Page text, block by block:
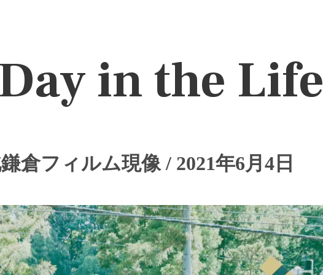
in the Life
倉フィルム現像 / 2021年6月4日